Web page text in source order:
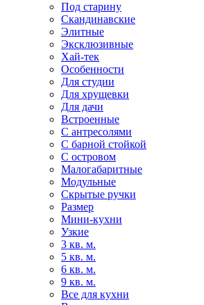
Под старину
Скандинавские
Элитные
Эксклюзивные
Хай-тек
Особенности
Для студии
Для хрущевки
Для дачи
Встроенные
С антресолями
С барной стойкой
С островом
Малогабаритные
Модульные
Скрытые ручки
Размер
Мини-кухни
Узкие
3 кв. м.
5 кв. м.
6 кв. м.
9 кв. м.
Все для кухни